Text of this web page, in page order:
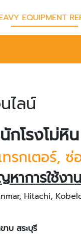
EQUIPMENT
ไลน์
กโรงโม่หิน
กเตอร์, ซ่
าการใช้งา
Hitachi,
บ สระบุรี